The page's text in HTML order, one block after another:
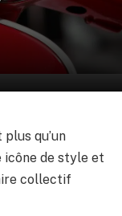
plus qu’un
icône de style et
collectif